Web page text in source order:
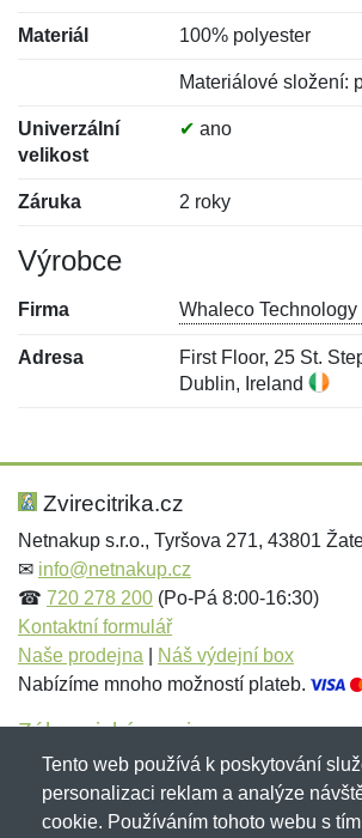
Materiál 100% polyester
Materiálové složení:
Univerzální
velikost
✔ ano
Záruka 2 roky
Výrobce
Firma Whaleco Technology
Adresa
First Floor, 25 St.
Dublin, Ireland
Hodnocení:
Jméno: *
Zpráva*
Jméno:
E-mail:*
Zvirecitrika.cz
Netnakup s.r.o., Tyršova 271, 43801
✉ info@netnakup.cz
☎ 720 278 200 (Po-Pá 8:00-16:30)
Kontaktní formulář
Naše prodejna
Náš výdejní box
Nabízíme mnoho možností plateb.
Zákaznický servis
Novinky emailem
Tento web používá k poskytování
personalizaci reklam a analýze
cookie. Používáním tohoto webu s